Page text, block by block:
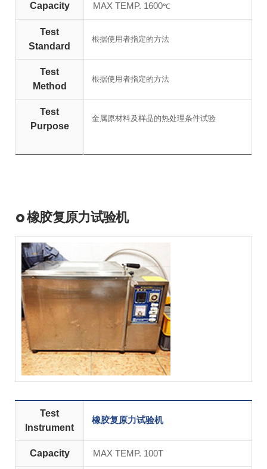
Capacity MAX TEMP. 1600℃
Test
Standard
根据使用者指定的方法
Test
Method
根据使用者指定的方法
Test
Purpose
金属原材料及样品的热处理条件试验
橡胶复原力试验机
Test
Instrument
橡胶复原力试验机
Capacity MAX TEMP. 100T